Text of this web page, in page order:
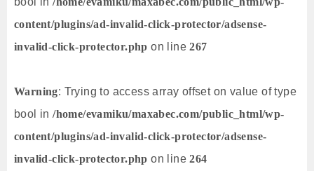
content/plugins/ad-invalid-click-protector/adsense-
invalid-click-protector.php on line267
Warning: Trying to access array offset on value of type
bool in/home/evamiku/maxabec.com/public_html/wp-
content/plugins/ad-invalid-click-protector/adsense-
invalid-click-protector.php on line264